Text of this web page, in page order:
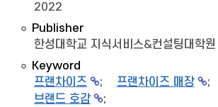
2022
Publisher
한성대학교 지식서비스&컨설팅대학원
Keyword
프랜차이즈
; 프랜차이즈 매장 ;
브랜드 호감
;